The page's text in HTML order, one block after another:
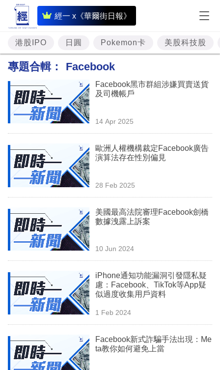
經一 x《華爾街日報》
即
時
財
經
投
資
理
業
科
技
場
生
時
事
港股IPO 日圓 Pokemon卡 美股科技股
專題合輯： Facebook
Facebook黑市群組涉嫌買賣送貨
及司機帳戶
14 Apr 2025
歐洲人權機構裁定Facebook廣告
演算法存在性別偏見
28 Feb 2025
美國最高法院審理Facebook劍橋
數據洩露上訴案
10 Jun 2024
iPhone通知功能漏洞引發隱私疑
慮：Facebook、TikTok等App疑
似過度收集用戶資料
1 Feb 2024
Facebook新式詐騙手法出現：Me
ta教你如何避免上當